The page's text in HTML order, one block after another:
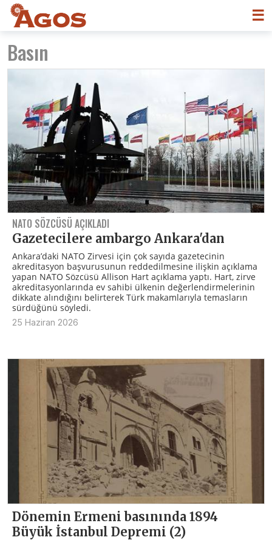
☰
Basın
NATO SÖZCÜSÜ AÇIKLADI
Gazetecilere ambargo Ankara'dan
Ankara’daki NATO Zirvesi için çok sayıda gazetecinin
akreditasyon başvurusunun reddedilmesine ilişkin açıklama
yapan NATO Sözcüsü Allison Hart açıklama yaptı. Hart, zirve
akreditasyonlarında ev sahibi ülkenin değerlendirmelerinin
dikkate alındığını belirterek Türk makamlarıyla temasların
sürdüğünü söyledi.
25 Haziran 2026
Dönemin Ermeni basınında 1894
Büyük İstanbul Depremi (2)